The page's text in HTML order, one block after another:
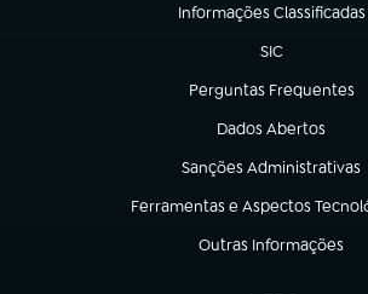
Informações Classificadas
(abre em nova aba)
SIC
(abre em nova
Perguntas Frequentes
(abre em nova aba)
Dados Abertos
(abre em nova aba)
Sanções Administrativas
(abre em nova aba)
Ferramentas e Aspectos
(abre em nova aba)
Outras Informações
(abre em nova aba)